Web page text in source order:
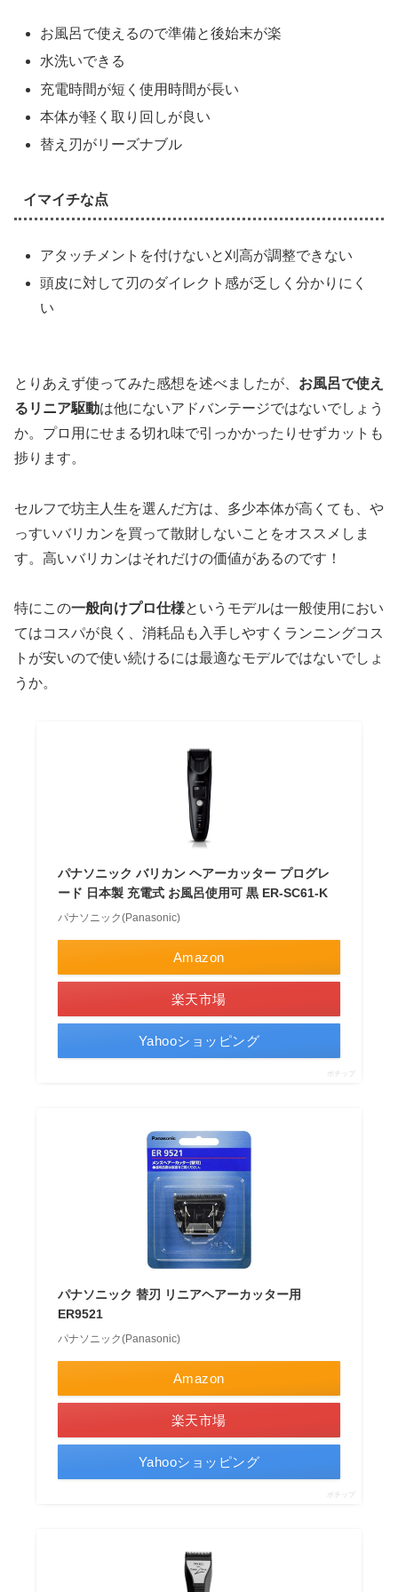
お風呂で使えるので準備と後始末が楽
水洗いできる
充電時間が短く使用時間が長い
本体が軽く取り回しが良い
替え刃がリーズナブル
イマイチな点
アタッチメントを付けないと刈高が調整できない
頭皮に対して刃のダイレクト感が乏しく分かりにく
い
とりあえず使ってみた感想を述べましたが、 お風呂で使え
るリニア駆動は他にないアドバンテージではないでしょう
か。プロ用にせまる切れ味で引っかかったりせずカットも
捗ります。
セルフで坊主人生を選んだ方は、多少本体が高くても、や
っすいバリカンを買って散財しないことをオススメしま
す。高いバリカンはそれだけの価値があるのです！
特にこの一般向けプロ仕様というモデルは一般使用におい
てはコスパが良く、消耗品も入手しやすくランニングコス
トが安いので使い続けるには最適なモデルではないでしょ
うか。
パナソニック バリカン ヘアーカッター プログレ
ード 日本製 充電式 お風呂使用可 黒 ER-SC61-K
パナソニック(Panasonic)
Amazon
楽天市場
Yahooショッピング
ポチップ
パナソニック 替刃 リニアヘアーカッター用
ER9521
パナソニック(Panasonic)
Amazon
楽天市場
Yahooショッピング
ポチップ